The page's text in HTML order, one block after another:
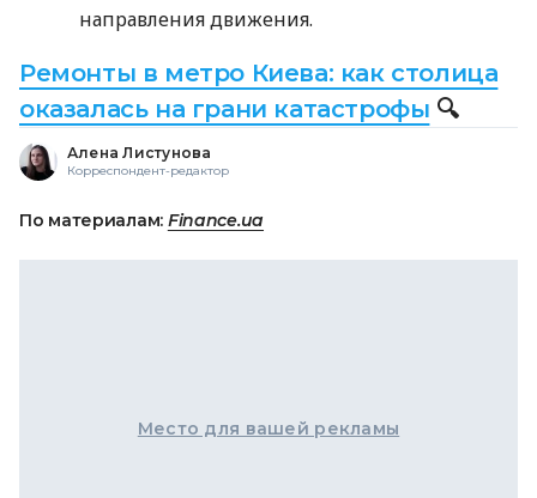
направления движения.
Ремонты в метро Киева: как столица
оказалась на грани катастрофы 🔍
Алена Листунова
Корреспондент-редактор
По материалам: Finance.ua
Место для вашей рекламы